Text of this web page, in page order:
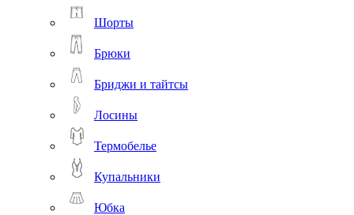
Шорты
Брюки
Бриджи и тайтсы
Лосины
Термобелье
Купальники
Юбка